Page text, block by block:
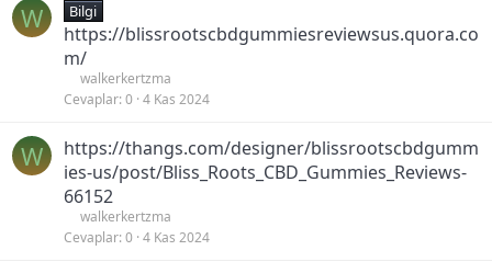
W Bilgi
https://blissrootscbdgummiesreviewsus.quora.co
m/
walkerkertzma
Cevaplar 0 4 Kas 2024
W
https://thangs.com/designer/blissrootscbdgumm
ies-us/post/Bliss_Roots_CBD_Gummies_Reviews-
66152
walkerkertzma
Cevaplar 0 4 Kas 2024